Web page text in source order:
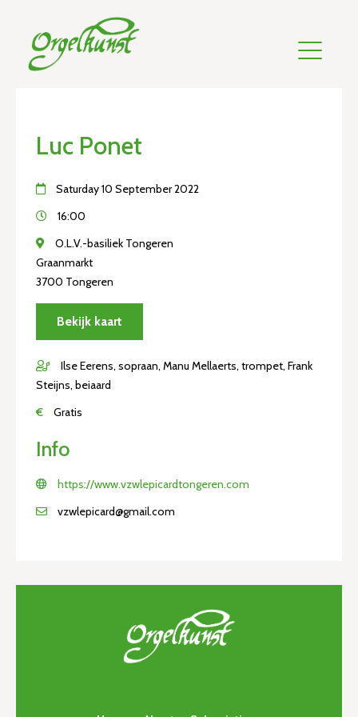
Luc Ponet
Saturday 10 September 2022
16:00
O.L.V.-basiliek Tongeren
Graanmarkt
3700 Tongeren
Bekijk kaart
Ilse Eerens, sopraan, Manu Mellaerts, trompet, Frank
Steijns, beiaard
€
Gratis
Info
https://www.vzwlepicardtongeren.com
vzwlepicard@gmail.com